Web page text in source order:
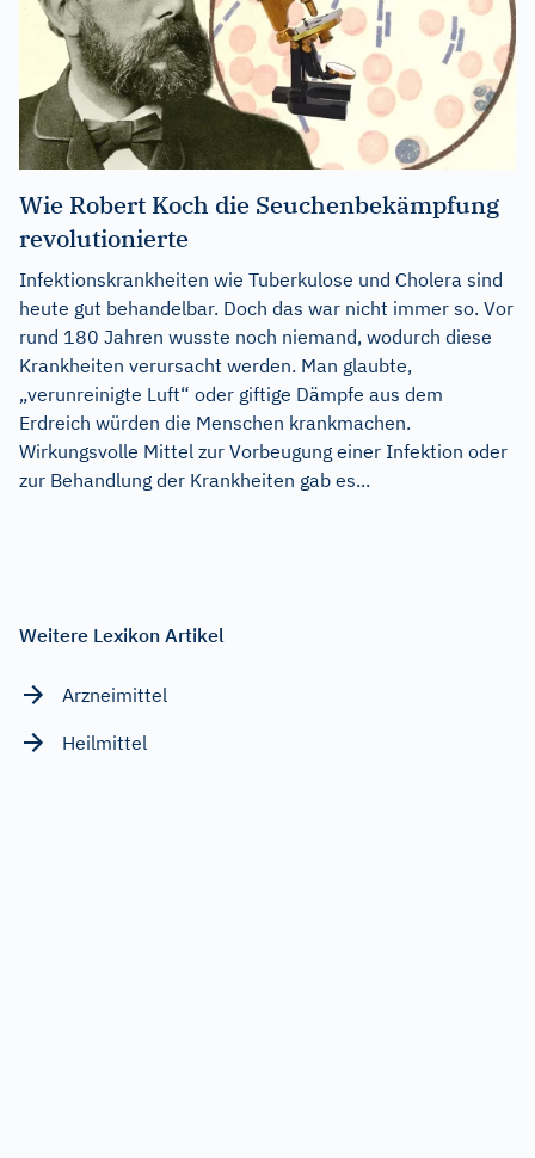
Wie Robert Koch die Seuchenbekämpfung
revolutionierte
Infektionskrankheiten wie Tuberkulose und Cholera sind
heute gut behandelbar. Doch das war nicht immer so. Vor
rund 180 Jahren wusste noch niemand, wodurch diese
Krankheiten verursacht werden. Man glaubte,
„verunreinigte Luft“ oder giftige Dämpfe aus dem
Erdreich würden die Menschen krankmachen.
Wirkungsvolle Mittel zur Vorbeugung einer Infektion oder
zur Behandlung der Krankheiten gab es...
Weitere Lexikon Artikel
Arzneimittel
Heilmittel